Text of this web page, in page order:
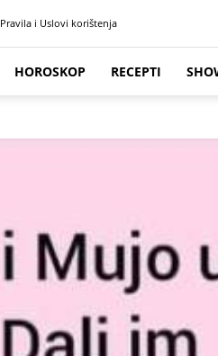
Pravila i Uslovi korištenja
HOROSKOP RECEPTI